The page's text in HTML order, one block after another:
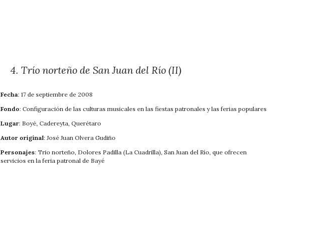
4. Trío norteño de San Juan del Río (II)
Fecha: 17 de septiembre de 2008
Fondo: Configuración de las culturas musicales en las fiestas patronales y las ferias populares
Lugar: Boyé, Cadereyta, Querétaro
Autor original: José Juan Olvera Gudiño
Personajes: Trio norteño, Dolores Padilla (La Cuadrilla), San Juan del Río, que ofrecen
servicios en la feria patronal de Bayé